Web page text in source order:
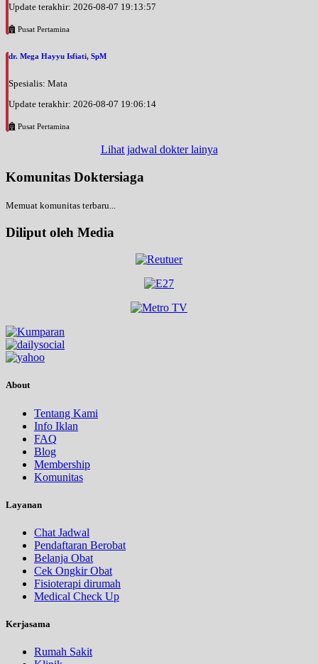
Update terakhir: 2026-08-07 19:13:57
Pusat Pertamina
dr. Mega Hayyu Isfiati, SpM
Spesialis: Mata
Update terakhir: 2026-08-07 19:06:14
Pusat Pertamina
Lihat jadwal dokter lainya
Komunitas Doktersiaga
Memuat komunitas terbaru...
Diliput oleh Media
About
Tentang Kami
Info Iklan
FAQ
Blog
Membership
Komunitas
Layanan
Chat Jadwal
Pendaftaran Berobat
Belanja Obat
Cek Ongkir Obat
Fisioterapi dirumah
Medical Check Up
Kerjasama
Rumah Sakit